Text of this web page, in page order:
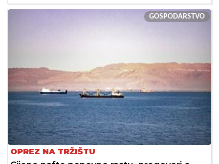
GOSPODARSTVO
OPREZ NA TRŽIŠTU